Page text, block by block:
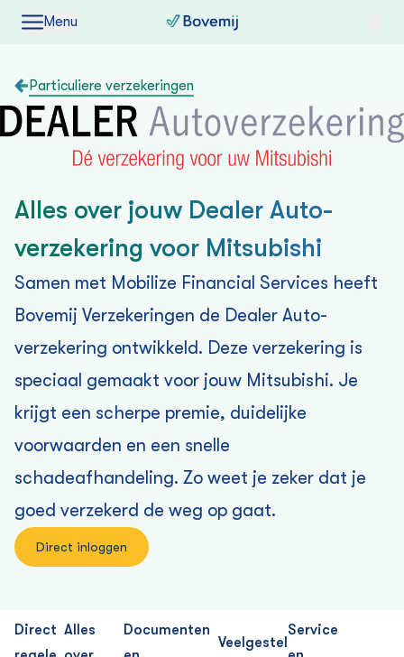
Menu
Particuliere verzekeringen
Alles over jouw Dealer Auto­
verzekering voor Mitsubishi
Samen met Mobilize Financial Services heeft
Bovemij Verzekeringen de Dealer Auto­
verzekering ontwikkeld. Deze verzekering is
speciaal gemaakt voor jouw Mitsubishi. Je
krijgt een scherpe premie, duidelijke
voorwaarden en een snelle
schadeafhandeling. Zo weet je zeker dat je
goed verzekerd de weg op gaat.
Direct inloggen
Direct Alles
Documenten
Veelgestel
Service